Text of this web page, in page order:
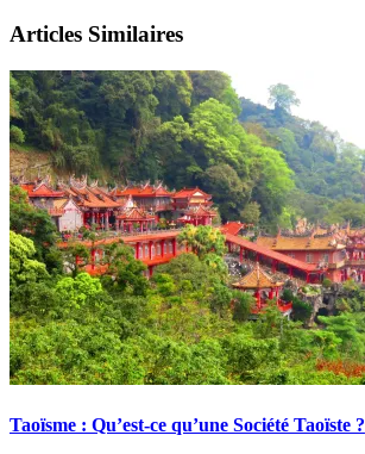
Articles Similaires
Taoïsme : Qu’est-ce qu’une Société Taoïste ?